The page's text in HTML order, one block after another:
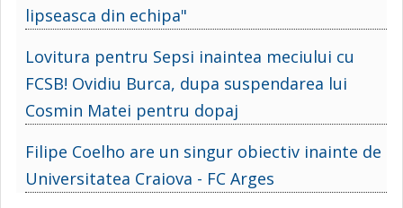
lipseasca din echipa"
Lovitura pentru Sepsi inaintea meciului cu
FCSB! Ovidiu Burca, dupa suspendarea lui
Cosmin Matei pentru dopaj
Filipe Coelho are un singur obiectiv inainte de
Universitatea Craiova - FC Arges